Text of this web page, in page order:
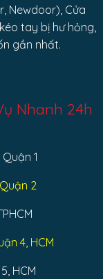
Newdoor), Cửa
tay bị hư hỏng,
gần nhất.
Nhanh 24h
1
2
4, HCM
HCM